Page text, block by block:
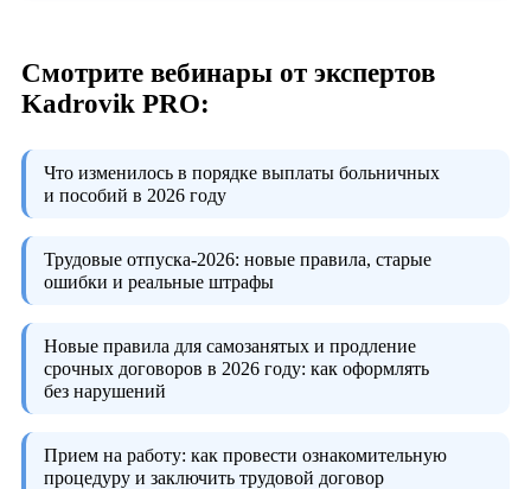
Смотрите вебинары от экспертов
Kadrovik PRO:
Что изменилось в порядке выплаты больничных
и пособий в 2026 году
Трудовые отпуска-2026: новые правила, старые
ошибки и реальные штрафы
Новые правила для самозанятых и продление
срочных договоров в 2026 году: как оформлять
без нарушений
Прием на работу: как провести ознакомительную
процедуру и заключить трудовой договор